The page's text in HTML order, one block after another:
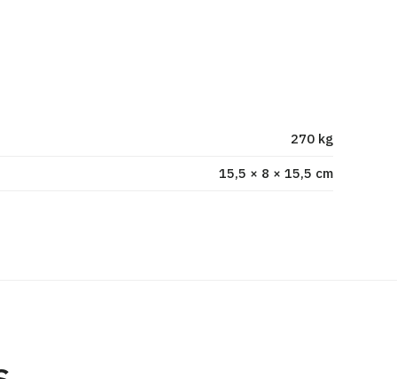
270 kg
15,5 × 8 × 15,5 cm